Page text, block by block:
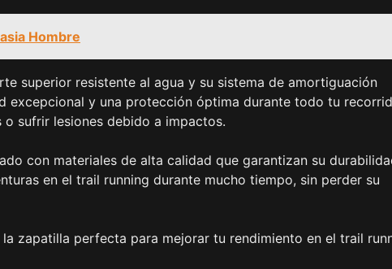
Hombre
superior resistente al agua y su sistema de amortiguación
excepcional y una protección óptima durante todo tu
sufrir lesiones debido a impactos.
con materiales de alta calidad que garantizan su
en el trail running durante mucho tiempo, sin perder su
zapatilla perfecta para mejorar tu rendimiento en el trail